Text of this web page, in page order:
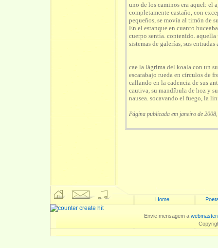
uno de los caminos era aquel: el
completamente castaño, con
pequeños, se movía al timón de
En el estanque en cuanto
cuerpo sentía. contenido.
sistemas de galerías, sus
cae la lágrima del koala con un
escarabajo rueda en círculos de
callando en la cadencia de sus
cautiva, su mandíbula de hoz y
nausea. socavando el fuego, la
Página publicada em janeiro de
Home
Envie mensagem a